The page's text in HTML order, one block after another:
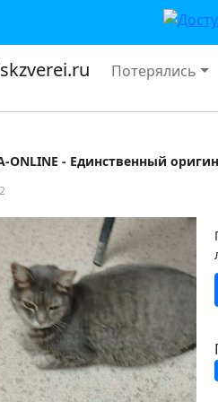
Потерялись
ONLINE - Единственный